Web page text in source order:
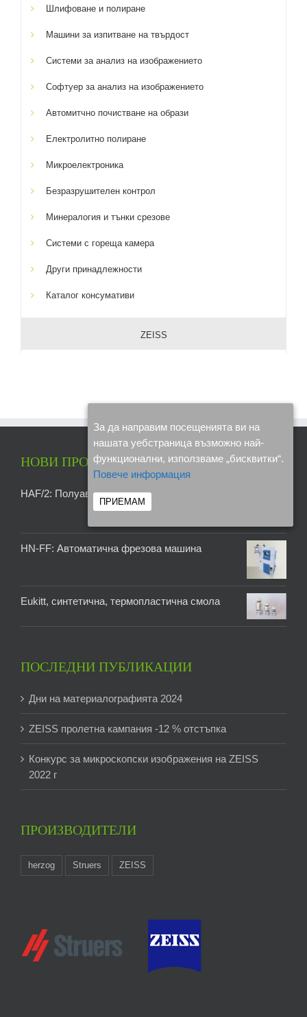
Шлифоване и полиране
Машини за изпитване на твърдост
Системи за анализ на изображението
Софтуер за анализ на изображението
Автомитчно почистване на образи
Електролитно полиране
Микроелектроника
Безразрушителен контрол
Минералогия и тънки срезове
Системи с гореща камера
Други принадлежности
Каталог консумативи
ZEISS
НОВИ ПРОДУКТИ
HAF/2: Полуавтоматична фреза
HN-FF: Автоматична фрезова машина
Eukitt, синтетична, термопластична смола
ПОСЛЕДНИ ПУБЛИКАЦИИ
Дни на материалографията 2024
ZEISS пролетна кампания -12 % отстъпка
Конкурс за микроскопски изображения на ZEISS
2022 г
ПРОИЗВОДИТЕЛИ
herzog Struers ZEISS
За да направим посещенията ви на
нашата уебстраница възможно най-
функционални, използваме „бисквитки“.
Повече информация
ПРИЕМАМ